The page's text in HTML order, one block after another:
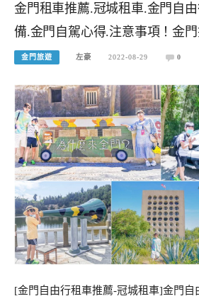
金門租車推薦.冠城租車.金門自
備.金門自駕心得.注意事項！金
金門旅遊 左豪 2022-08-29 0
[金門自由行租車推薦-冠城租車]金門自